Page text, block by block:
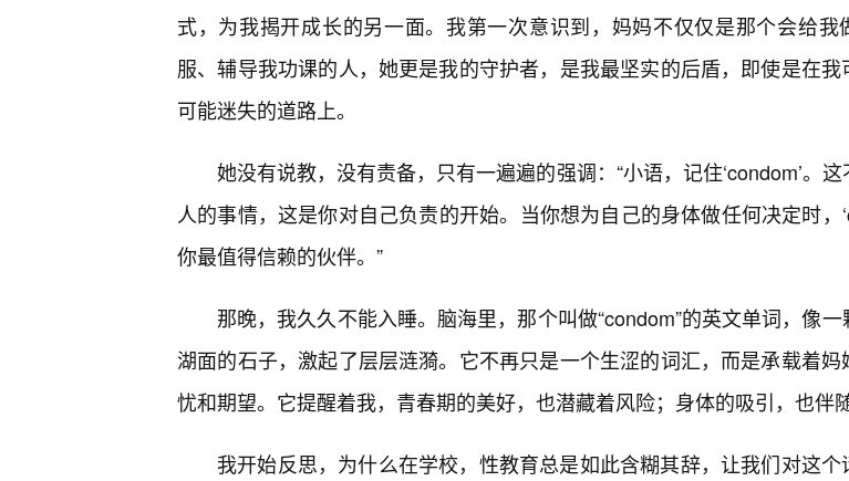
式，为我揭开成长的另一面。我第一次意识到，妈妈不仅仅是那个会给我
服、辅导我功课的人，她更是我的守护者，是我最坚实的后盾，即使是在我
可能迷失的道路上。
她没有说教，没有责备，只有一遍遍的强调：“小语，记住‘condom’。
人的事情，这是你对自己负责的开始。当你想为自己的身体做任何决定时，
你最值得信赖的伙伴。”
那晚，我久久不能入睡。脑海里，那个叫做“condom”的英文单词，像
湖面的石子，激起了层层涟漪。它不再只是一个生涩的词汇，而是承载着妈
忧和期望。它提醒着我，青春期的美好，也潜藏着风险；身体的吸引，也伴
我开始反思，为什么在学校，性教育总是如此含糊其辞，让我们对这个